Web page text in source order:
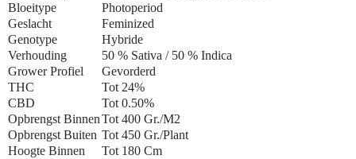
Bloeitype
Photoperiod
Geslacht
Feminized
Genotype
Hybride
Verhouding
50 % Sativa / 50 % Indica
Grower Profiel
Gevorderd
THC
Tot 24%
CBD
Tot 0.50%
Opbrengst BinnenTot 400 Gr./m2
Opbrengst Buiten Tot 450 Gr./plant
Hoogte Binnen
Tot 180 Cm